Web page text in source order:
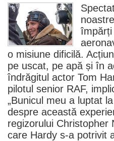
împărți
o misiune dificilă.
pe uscat, pe apă și în
îndrăgitul actor Tom
pilotul senior RAF,
„Bunicul meu a luptat
despre această
regizorului Christopher
care Hardy s-a potrivit